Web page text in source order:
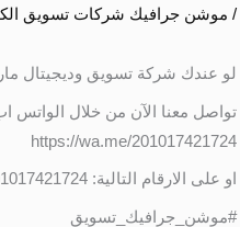
/ موشن جرافيك شركات تسويق
لو عندك شركة تسويق وديجيتال
تواصل معنا الآن من خلال الواتس
https://wa.me/201017421724
او على الارقام التالية: 01017421724 /01119501618
#موشن_جرافيك_تسويق